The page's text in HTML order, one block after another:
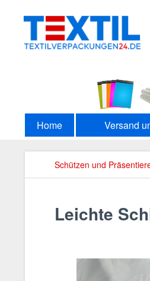
Home Versand
Schützen und
Leichte